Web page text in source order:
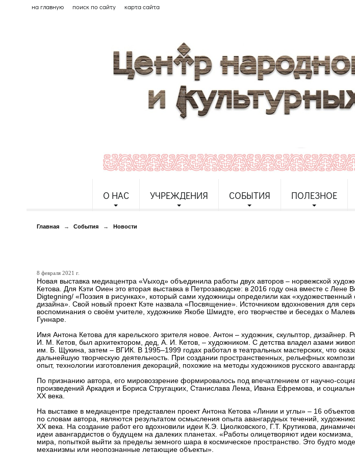
на главную поиск по сайту карта сайта
О НАС УЧРЕЖДЕНИЯ СОБЫТИЯ ПОЛЕЗНОЕ
Главная → События → Новости
8 февраля 2021 г.
Новая выставка медиацентра «Vыход» объединила работы двух авторов – норвежской
Кетова. Для Кэти Оиен это вторая выставка в Петрозаводске: в 2016 году она вместе с Лене
Digtegning/ «Поэзия в рисунках», который сами художницы определили как «художественный
дизайна». Свой новый проект Кэте назвала «Посвящение». Источником вдохновения для
воспоминания о своём учителе, художнике Якобе Шмидте, его творчестве и беседах о
Гуннаре.
Имя Антона Кетова для карельского зрителя новое. Антон – художник, скульптор, дизайнер.
И. М. Кетов, был архитектором, дед, А. И. Кетов, – художником. С детства владел азами
им. Б. Щукина, затем – ВГИК. В 1995–1999 годах работал в театральных мастерских, что
дальнейшую творческую деятельность. При создании пространственных, рельефных
опыт, технологии изготовления декораций, похожие на методы художников русского
По признанию автора, его мировоззрение формировалось под впечатлением от научно-
произведений Аркадия и Бориса Стругацких, Станислава Лема, Ивана Ефремова, и
XX века.
На выставке в медиацентре представлен проект Антона Кетова «Линии и углы» – 16
по словам автора, являются результатом осмысления опыта авангардных течений,
XX века. На создание работ его вдохновили идеи К.Э. Циолковского, Г.Т. Крутикова,
идеи авангардистов о будущем на далеких планетах. «Работы олицетворяют идеи
мира, попыткой выйти за пределы земного шара в космическое пространство. Это будто
механизмы или неопознанные летающие объекты».